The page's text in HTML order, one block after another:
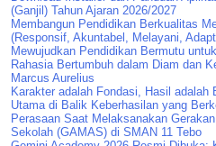
(Ganjil) Tahun Ajaran 2026/2027
Membangun Pendidikan Berkualitas
(Responsif, Akuntabel, Melayani,
Mewujudkan Pendidikan Bermutu
Rahasia Bertumbuh dalam Diam dan
Marcus Aurelius
Karakter adalah Fondasi, Hasil adalah
Utama di Balik Keberhasilan yang
Perasaan Saat Melaksanakan
Sekolah (GAMAS) di SMAN 11 Tebo